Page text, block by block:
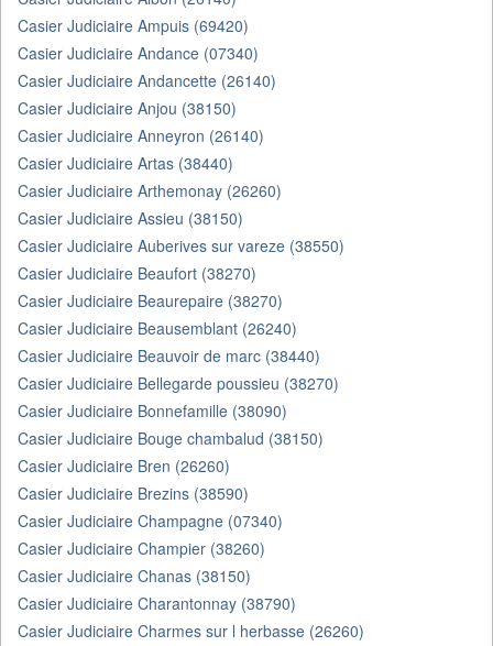
Casier Judiciaire Ampuis (69420)
Casier Judiciaire Andance (07340)
Casier Judiciaire Andancette (26140)
Casier Judiciaire Anjou (38150)
Casier Judiciaire Anneyron (26140)
Casier Judiciaire Artas (38440)
Casier Judiciaire Arthemonay (26260)
Casier Judiciaire Assieu (38150)
Casier Judiciaire Auberives sur vareze (38550)
Casier Judiciaire Beaufort (38270)
Casier Judiciaire Beaurepaire (38270)
Casier Judiciaire Beausemblant (26240)
Casier Judiciaire Beauvoir de marc (38440)
Casier Judiciaire Bellegarde poussieu (38270)
Casier Judiciaire Bonnefamille (38090)
Casier Judiciaire Bouge chambalud (38150)
Casier Judiciaire Bren (26260)
Casier Judiciaire Brezins (38590)
Casier Judiciaire Champagne (07340)
Casier Judiciaire Champier (38260)
Casier Judiciaire Chanas (38150)
Casier Judiciaire Charantonnay (38790)
Casier Judiciaire Charmes sur l herbasse (26260)